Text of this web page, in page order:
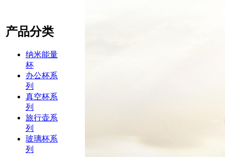
产品分类
纳米能量
杯
办公杯系
列
真空杯系
列
旅行壶系
列
玻璃杯系
列